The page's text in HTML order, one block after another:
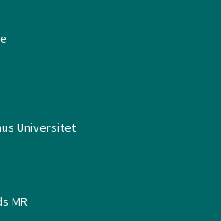
Universitet
MR